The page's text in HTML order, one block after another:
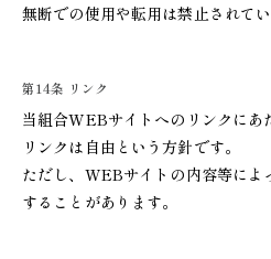
無断での使用や転用は禁止されてい
第14条 リンク
当組合WEBサイトへのリンクにあ
リンクは自由という方針です。
ただし、WEBサイトの内容等によ
することがあります。